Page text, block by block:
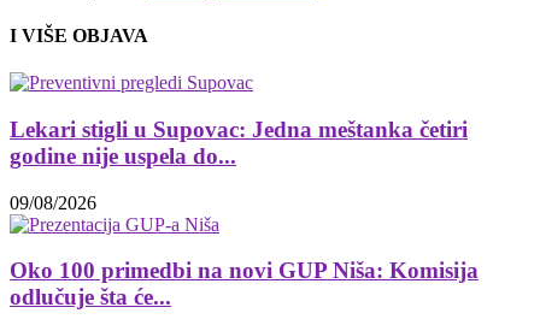
I VIŠE OBJAVA
Lekari stigli u Supovac: Jedna meštanka četiri
godine nije uspela do...
09/08/2026
Oko 100 primedbi na novi GUP Niša: Komisija
odlučuje šta će...